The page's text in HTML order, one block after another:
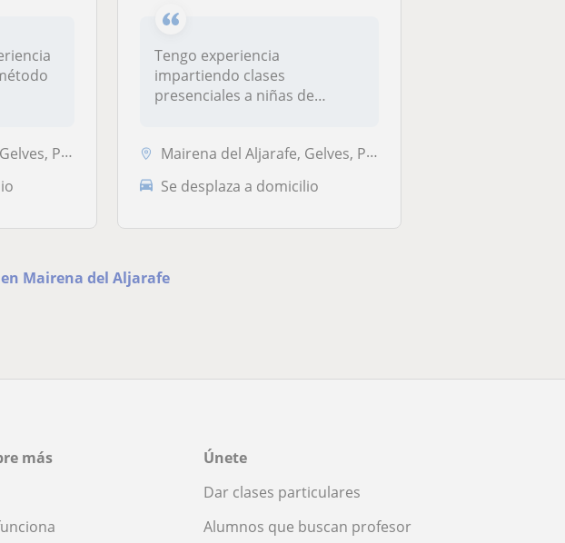
Juan de Aznalfara...
Tengo experiencia
impartiendo clases
presenciales a niñas de
Mairena del Aljarafe, Gelves, Palomares del Río, San Juan de Aznalfara...
Se desplaza a domicilio
Mairena del Aljarafe
más
Únete
Dar clases particulares
Alumnos que buscan profesor